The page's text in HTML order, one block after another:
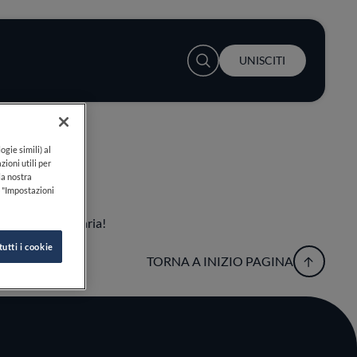
User account menu
UNISCITI
culinaria!
TORNA A INIZIO PAGINA
simili) al
utili per
nostra
i cookie